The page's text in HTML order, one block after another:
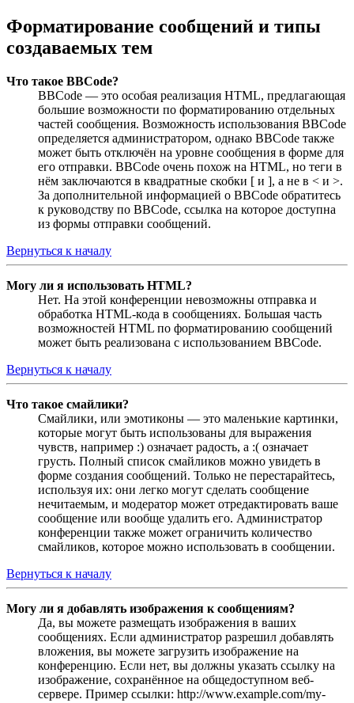
Форматирование сообщений и типы
создаваемых тем
Что такое BBCode?
BBCode — это особая реализация HTML, предлагающая
большие возможности по форматированию отдельных
частей сообщения. Возможность использования BBCode
определяется администратором, однако BBCode также
может быть отключён на уровне сообщения в форме для
его отправки. BBCode очень похож на HTML, но теги в
нём заключаются в квадратные скобки [ и ], а не в < и >.
За дополнительной информацией о BBCode обратитесь
к руководству по BBCode, ссылка на которое доступна
из формы отправки сообщений.
Вернуться к началу
Могу ли я использовать HTML?
Нет. На этой конференции невозможны отправка и
обработка HTML-кода в сообщениях. Большая часть
возможностей HTML по форматированию сообщений
может быть реализована с использованием BBCode.
Вернуться к началу
Что такое смайлики?
Смайлики, или эмотиконы — это маленькие картинки,
которые могут быть использованы для выражения
чувств, например :) означает радость, а :( означает
грусть. Полный список смайликов можно увидеть в
форме создания сообщений. Только не перестарайтесь,
используя их: они легко могут сделать сообщение
нечитаемым, и модератор может отредактировать ваше
сообщение или вообще удалить его. Администратор
конференции также может ограничить количество
смайликов, которое можно использовать в сообщении.
Вернуться к началу
Могу ли я добавлять изображения к сообщениям?
Да, вы можете размещать изображения в ваших
сообщениях. Если администратор разрешил добавлять
вложения, вы можете загрузить изображение на
конференцию. Если нет, вы должны указать ссылку на
изображение, сохранённое на общедоступном веб-
сервере. Пример ссылки: http://www.example.com/my-